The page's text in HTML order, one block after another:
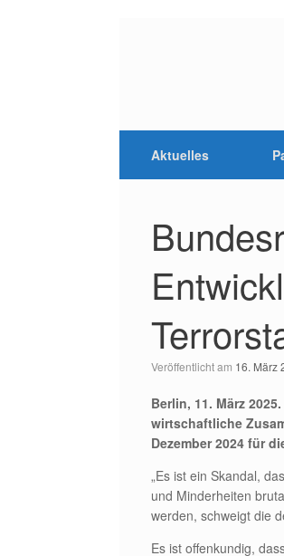
Aktuelles
Veröffentlicht am 16. März
Berlin, 11. März
wirtschaftliche
Dezember 2024 für
„Es ist ein Skandal,
und Minderheiten
werden, schweigt die
Es ist offenkundig,